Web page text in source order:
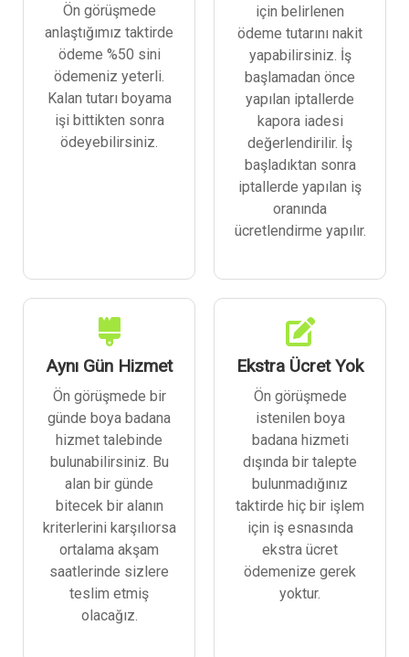
Ön görüşmede
anlaştığımız taktirde
ödeme %50 sini
ödemeniz yeterli.
Kalan tutarı boyama
işi bittikten sonra
ödeyebilirsiniz.
için belirlenen
ödeme tutarını nakit
yapabilirsiniz. İş
başlamadan önce
yapılan iptallerde
kapora iadesi
değerlendirilir. İş
başladıktan sonra
iptallerde yapılan iş
oranında
ücretlendirme yapılır.
Aynı Gün Hizmet
Ön görüşmede bir
günde boya badana
hizmet talebinde
bulunabilirsiniz. Bu
alan bir günde
bitecek bir alanın
kriterlerini karşılıorsa
ortalama akşam
saatlerinde sizlere
teslim etmiş
olacağız.
Ekstra Ücret Yok
Ön görüşmede
istenilen boya
badana hizmeti
dışında bir talepte
bulunmadığınız
taktirde hiç bir işlem
için iş esnasında
ekstra ücret
ödemenize gerek
yoktur.